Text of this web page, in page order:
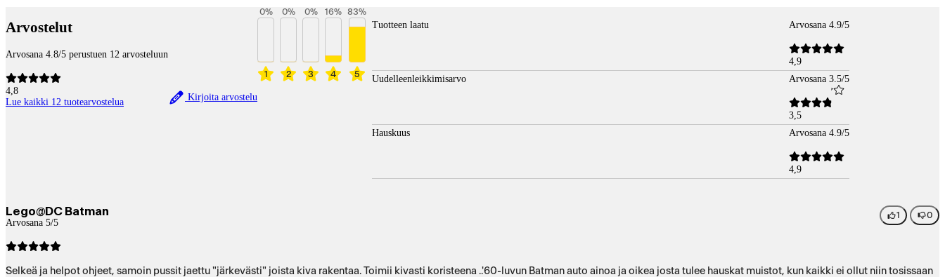
Arvostelut
Arvosana 4.8/5 perustuen 12 arvosteluun
4,8
Lue kaikki 12 tuotearvostelua
Kirjoita arvostelu
1
0%
2
0%
3
0%
4
16%
5
83%
Tuotteen laatu Arvosana 4.9/5
4,9
Uudelleenleikkimisarvo
Arvosana 3.5/5
3,5
Hauskuus
Arvosana 4.9/5
4,9
Lego@DC Batman
Arvosana 5/5
1 0
Selkeä ja helpot ohjeet, samoin pussit jaettu "järkevästi" joista kiva rakentaa. Toimii kivasti koristeena ..'60-luvun Batman auto ainoa ja oikea josta tulee hauskat muistot, kun kaikki ei ollut niin tosissaan